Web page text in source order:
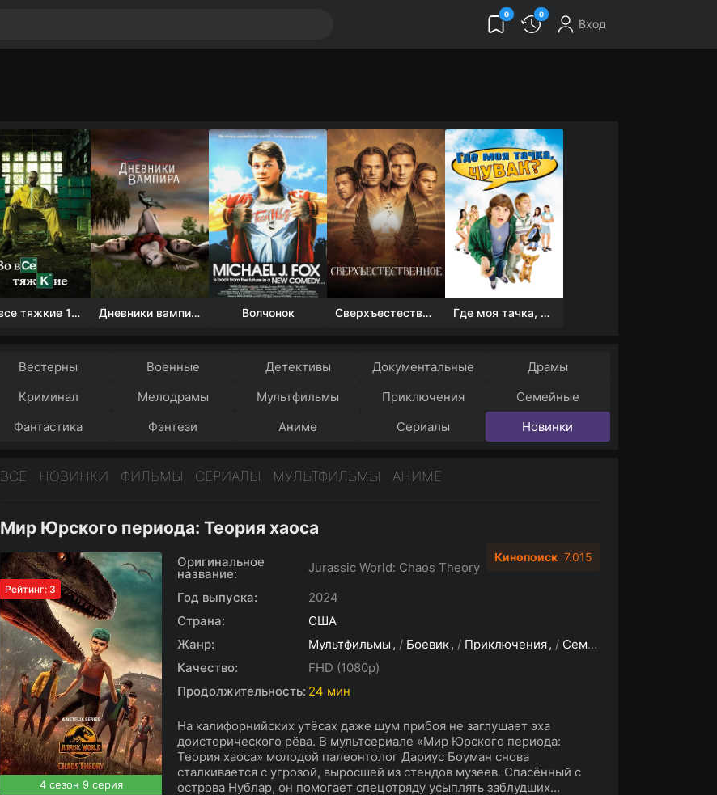
0 0
Вход
Во все тяжкие 1-5 сезон Дневники вампира (4 сезон) Волчонок Сверхъестественное Где моя тачка, чувак?
Вестерны Военные Детективы Документальные
Драмы
Криминал Мелодрамы Мультфильмы Приключения
Семейные
Фантастика Фэнтези Аниме Сериалы Новинки
ВСЕ НОВИНКИ ФИЛЬМЫ СЕРИАЛЫ МУЛЬТФИЛЬМЫ АНИМЕ
Мир Юрского периода: Теория хаоса
Рейтинг: 3
4 сезон 9 серия
Оригинальное
название:
Jurassic World: Chaos Theory
Год выпуска:
2024
Страна:
США
Жанр:
Мультфильмы / Боевик / Приключения / Семейный
Качество:
FHD (1080p)
Продолжительность: 24 мин
На калифорнийских утёсах даже шум прибоя не заглушает эха
доисторического рёва. В мультсериале «Мир Юрского периода:
Теория хаоса» молодой палеонтолог Дариус Боуман снова
сталкивается с угрозой, выросшей из стендов музеев. Спасённый с
острова Нублар, он помогает спецотряду усыплять заблудших...
Кинопоиск 7.015